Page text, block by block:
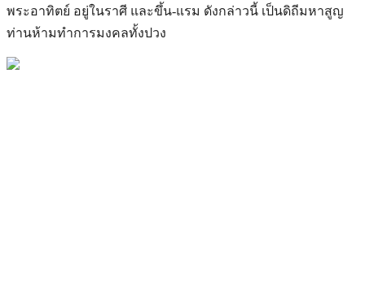
พระอาทิตย์ อยู่ในราศี และขึ้น-แรม ดังกล่าวนี้ เป็นดิถีมหาสูญ
ท่านห้ามทำการมงคลทั้งปวง